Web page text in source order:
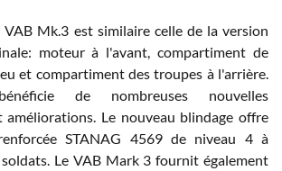
Mk.3 est similaire celle de la version
moteur à l'avant, compartiment de
et compartiment des troupes à l'arrière.
de nombreuses nouvelles
Le nouveau blindage offre
STANAG 4569 de niveau 4 à
Le VAB Mark 3 fournit également